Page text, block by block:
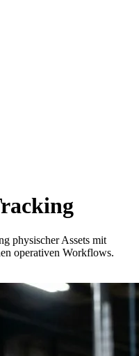
physischer Assets mit
operativen Workflows.